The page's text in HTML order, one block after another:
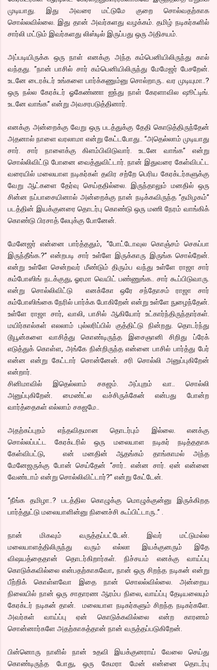
முடியாது. இது அவரை மட்டுமே குறை சொல்வதற்காக
சொல்லவில்லை. இது தான் அவர்களது வழக்கம். தமிழ் நடிகர்களில்
சார்லி மட்டும் இவர்களது லிஸ்டில் இருப்பது ஒரு அதிசயம்.
அப்படியிருக்க ஒரு நாள் எனக்கு அந்த கம்பெனியிலிருந்து கால்
வந்தது. ”நான் பாசில் சார் கம்பெனியிலிருந்து மேமேஜர் பேசறேன்.
உடனே டைரக்டர் உங்களை பார்க்கணும்னு சொல்றாரு.. வர முடியுமா..?
ஒரு நல்ல கேரக்டர் ஓகேண்ணா ஐந்து நாள் கேரளாவில ஷூட்டிங்.
உடனே வாங்க” என்று அவசரபடுத்தினார்.
எனக்கு அன்றைக்கு வேறு ஒரு படத்துக்கு தேதி கொடுத்திருந்தேன்
அதனால் நாளை வரலாமா என்று கேட்டபோது.. “அதெல்லாம் முடியாது
சார். சார் நாளைக்கு கிளம்பிவிடுவார். உடனே வாங்க” என்று
சொல்லிவிட்டு போனை வைத்துவிட்டார். நான் இதுவரை கேள்விபட்ட
வரையில் மலையாள நடிகர்கள் தவிர சற்றே பெரிய கேரக்டர்களுக்கு
வேறு ஆட்களை தேர்வு செய்ததில்லை. இருந்தாலும் மனதில் ஒரு
சின்ன நப்பாசையினால் அன்றைக்கு நான் நடிக்கவிருந்த “தமிழகம்”
படத்தின் இயக்குனரை தொடர்பு கொண்டு ஒரு மணி நேரம் வாங்கிக்
கொண்டு பிரசாத் லேபுக்கு போனேன்.
மேனேஜர் என்னை பார்த்ததும், “போட்டோவுல கொஞ்சம் செகப்பா
இருந்தீங்க.?” என்றபடி சார் உள்ளே இருக்காரு இருங்க சொல்றேன்.
என்று உள்ளே சென்றவர் மீண்டும் திரும்ப வந்து உள்ளே ராஜா சார்
கம்போஸிங் நடக்குது, ஓரமா வெயிட் பண்ணுங்க.. சார் கூப்பிடுவாரு.
என்று சொல்லிவிட்டு எனக்கோ ஒரே சந்தோசம் ராஜா சார்
கம்போஸிங்கை நேரில் பார்க்க போகிறேன் என்று உள்ளே நுழைந்தேன்.
உள்ளே ராஜா சார், வாலி, பாசில் ஆகியோர் உட்கார்ந்திருந்தார்கள்.
மயிர்கால்கள் எலலாம் புல்லரிப்பில் குத்திட்டு நின்றது. தொடர்ந்து
டூயூன்களை வாசித்து கொண்டிருந்த இசைஞானி சிறிது ப்ரேக்
எடுத்துக் கொள்ள, அங்கே நின்றிருந்த என்னை பாசில் பார்த்து பேர்
என்ன என்று கேட்டார் சொன்னேன். சரி சொல்லி அனுப்புகிறேன்
என்றார்.
சினிமாவில் இதெல்லாம் சகஜம். அப்புறம் வா.. சொல்லி
அனுப்புகிறேன். மைண்ட்ல வச்சிருக்கேன் என்பது போன்ற
வார்த்தைகள் எல்லாம் சகஜமே..
அதற்கப்புறம் எந்தவிதமான தொடர்பும் இல்லை. எனக்கு
சொல்லப்பட்ட கேரக்டரில் ஒரு மலையாள நடிகர் நடித்ததாக
கேள்விபட்டு, என் மனதின் ஆதங்கம் தாங்காமல் அந்த
மேனேஜருக்கு போன் செய்தேன் “சார்.. என்ன சார். ஏன் என்னை
வேண்டாம் என்று சொல்லிவிட்டார்?” என்று கேட்டேன்.
“நீங்க தமிழா..? படத்தில கொழுக்கு மொழுக்குன்னு இருக்கிறத
பார்த்துட்டு மலையாளின்னு நினைச்சி கூப்பிட்டாரு..” .
நான் மிகவும் வருத்தப்பட்டேன். இவர் மட்டுமல்ல
மலையாளத்திலிருந்து வரும் எல்லா இயக்குனரும் இதே
விஷயத்தைதான் தொடர்கிறார்கள். நிச்சயம் எனக்கு வாய்ப்பு
கொடுக்கவில்லை என்பதற்காகவோ, நான் ஒரு சிறந்த நடிகன் என்று
பீற்றிக் கொள்ளவோ இதை நான் சொலல்வில்லை. அன்றைய
நிலையில் நான் ஒரு சாதாரண ஆரம்ப நிலை, வாய்ப்பு தேடியலையும்
கேரக்டர் நடிகன் தான். மலையாள நடிகர்களும் சிறந்த நடிகர்களே.
அவர்கள் வாய்ப்பு ஏன் கொடுக்கவில்லை என்ற காரணம்
சொன்னார்களே அதற்காகத்தான் நான் வருத்தப்படுகிறேன்.
பின்னொரு நாளில் நான் உதவி இயக்குனராய் வேலை செய்து
கொண்டிருந்த போது, ஒரு கேமரா மேன் என்னை தொடர்பு